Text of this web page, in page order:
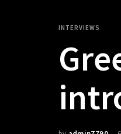
INTERVIEWS